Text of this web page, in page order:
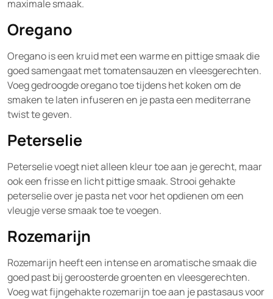
maximale smaak.
Oregano
Oregano is een kruid met een warme en pittige smaak die
goed samengaat met tomatensauzen en vleesgerechten.
Voeg gedroogde oregano toe tijdens het koken om de
smaken te laten infuseren en je pasta een mediterrane
twist te geven.
Peterselie
Peterselie voegt niet alleen kleur toe aan je gerecht, maar
ook een frisse en licht pittige smaak. Strooi gehakte
peterselie over je pasta net voor het opdienen om een
vleugje verse smaak toe te voegen.
Rozemarijn
Rozemarijn heeft een intense en aromatische smaak die
goed past bij geroosterde groenten en vleesgerechten.
Voeg wat fijngehakte rozemarijn toe aan je pastasaus voor